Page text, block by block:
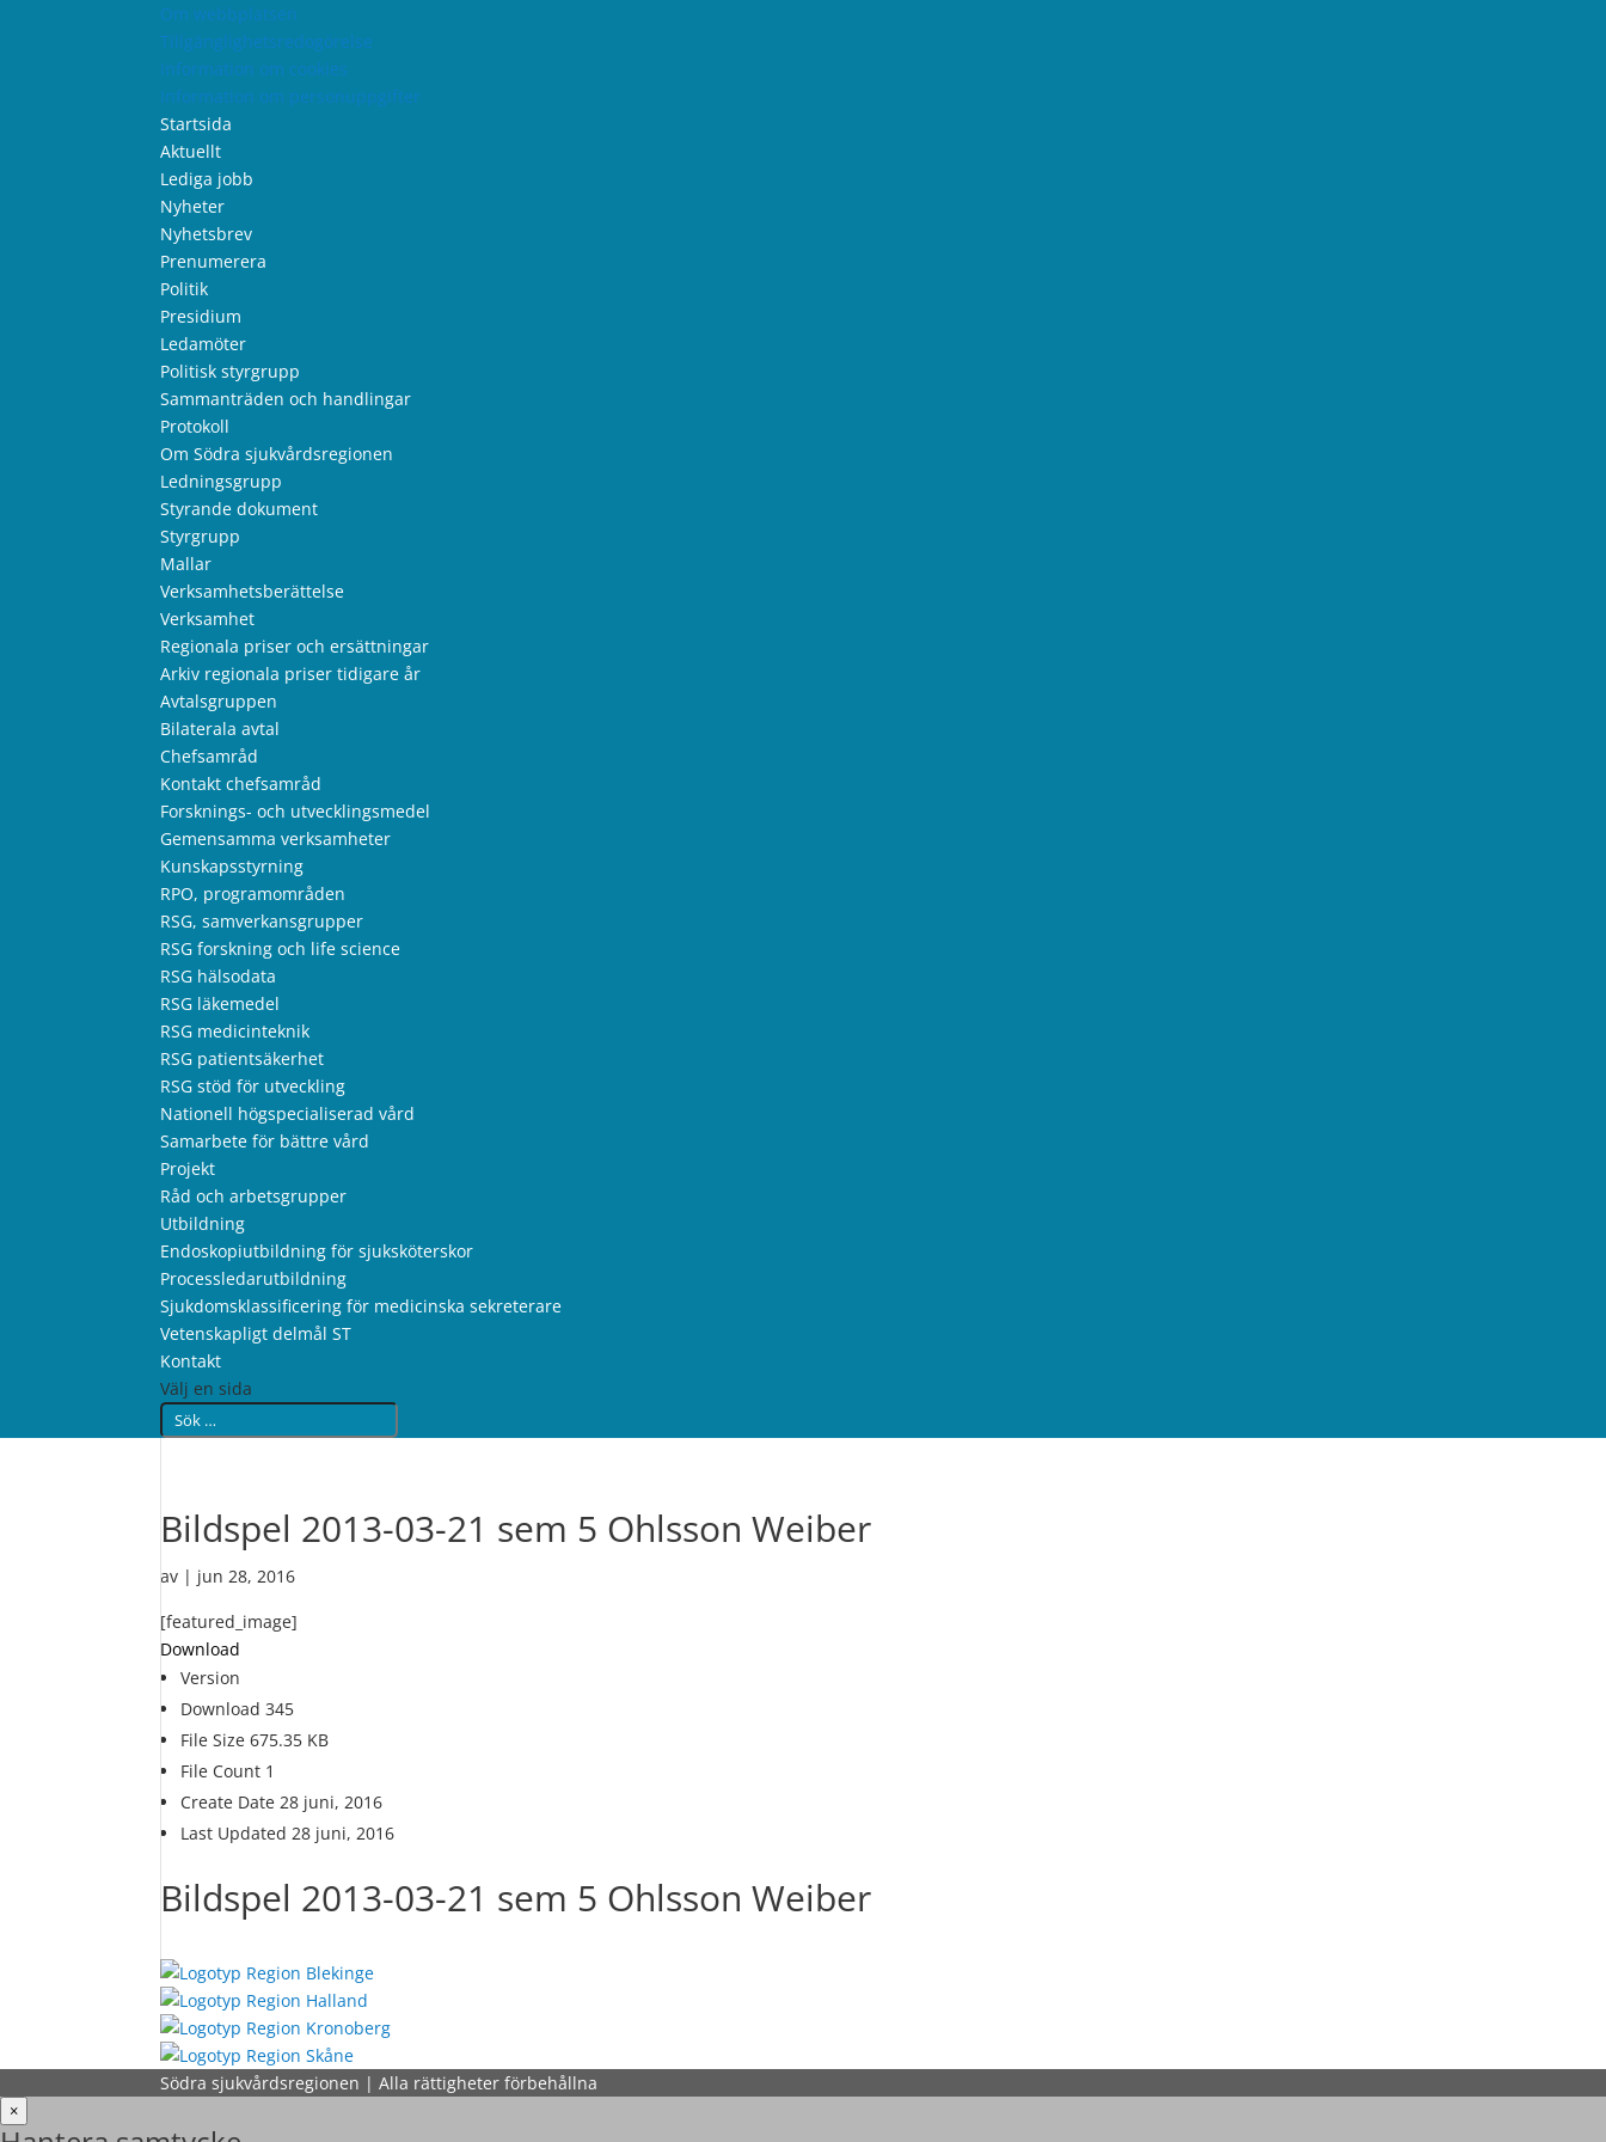
Om webbplatsen
Tillgänglighetsredogörelse
Information om cookies
Information om personuppgifter
Startsida
Aktuellt
Lediga jobb
Nyheter
Nyhetsbrev
Prenumerera
Politik
Presidium
Ledamöter
Politisk styrgrupp
Sammanträden och handlingar
Protokoll
Om Södra sjukvårdsregionen
Ledningsgrupp
Styrande dokument
Styrgrupp
Mallar
Verksamhetsberättelse
Verksamhet
Regionala priser och ersättningar
Arkiv regionala priser tidigare år
Avtalsgruppen
Bilaterala avtal
Chefsamråd
Kontakt chefsamråd
Forsknings- och utvecklingsmedel
Gemensamma verksamheter
Kunskapsstyrning
RPO, programområden
RSG, samverkansgrupper
RSG forskning och life science
RSG hälsodata
RSG läkemedel
RSG medicinteknik
RSG patientsäkerhet
RSG stöd för utveckling
Nationell högspecialiserad vård
Samarbete för bättre vård
Projekt
Råd och arbetsgrupper
Utbildning
Endoskopiutbildning för sjuksköterskor
Processledarutbildning
Sjukdomsklassificering för medicinska sekreterare
Vetenskapligt delmål ST
Kontakt
Välj en sida
Bildspel 2013-03-21 sem 5 Ohlsson Weiber
av | jun 28, 2016
[featured_image]
Download
Version
Download345
File Size675.35 KB
File Count 1
Create Date28 juni, 2016
Last Updated28 juni, 2016
Bildspel 2013-03-21 sem 5 Ohlsson Weiber
Södra sjukvårdsregionen | Alla rättigheter förbehållna
×